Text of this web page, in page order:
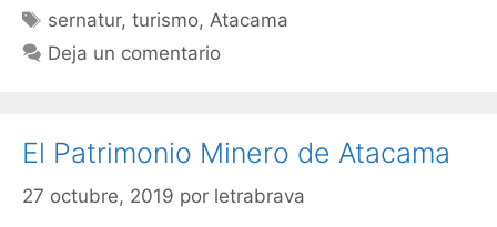
sernatur,turismo,Atacama
Deja un comentario
El Patrimonio Minero de Atacama
27 octubre, 2019 por letrabrava